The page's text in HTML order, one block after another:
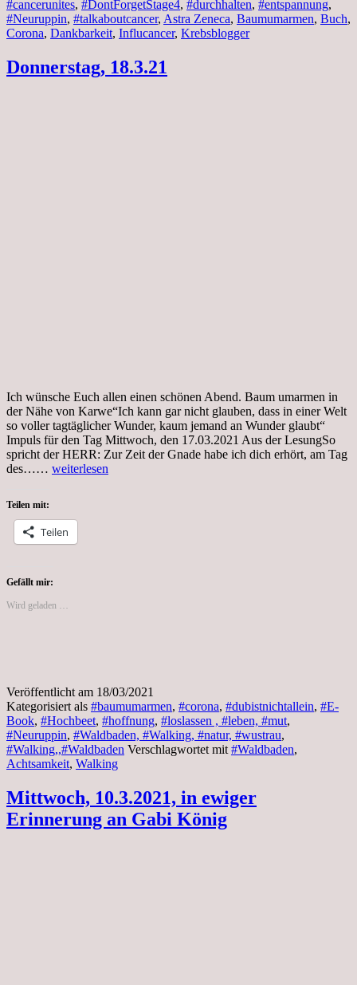
#cancerunites, #DontForgetStage4, #durchhalten, #entspannung,
#Neuruppin, #talkaboutcancer, Astra Zeneca, Baumumarmen, Buch,
Corona, Dankbarkeit, Influcancer, Krebsblogger
Donnerstag, 18.3.21
Ich wünsche Euch allen einen schönen Abend. Baum umarmen in
der Nähe von Karwe“Ich kann gar nicht glauben, dass in einer Welt
so voller tagtäglicher Wunder, kaum jemand an Wunder glaubt“
Impuls für den Tag Mittwoch, den 17.03.2021 Aus der LesungSo
spricht der HERR: Zur Zeit der Gnade habe ich dich erhört, am Tag
des…… Donnerstag,
weiterlesen
Teilen mit:
Teilen
Gefällt mir:
Wird geladen …
Veröffentlicht am 18/03/2021
Kategorisiert als #baumumarmen, #corona, #dubistnichtallein, #E-
Book, #Hochbeet, #hoffnung, #loslassen , #leben, #mut,
#Neuruppin, #Waldbaden, #Walking, #natur, #wustrau,
#Walking,,#Waldbaden Verschlagwortet mit#Waldbaden,
Achtsamkeit, Walking
Mittwoch, 10.3.2021, in ewiger
Erinnerung an Gabi König